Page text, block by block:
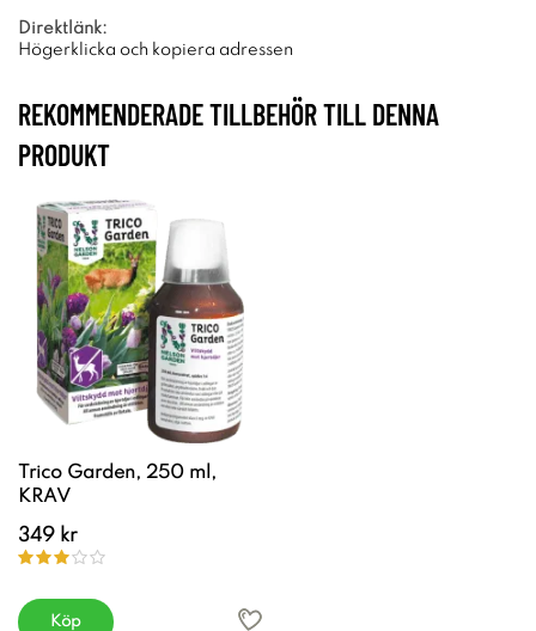
Direktlänk:
Högerklicka och kopiera adressen
REKOMMENDERADE TILLBEHÖR TILL DENNA
PRODUKT
Trico Garden, 250 ml,
KRAV
349 kr
Köp